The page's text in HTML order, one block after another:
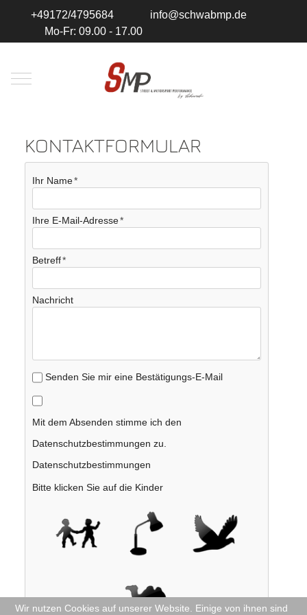
+49172/4795684
info@schwabmp.de
Mo-Fr: 09.00 - 17.00
Mobile Menu Toggle
KONTAKTFORMULAR
Ihr Name
Ihre E-Mail-Adresse
Betreff
Nachricht
Senden Sie mir eine Bestätigungs-E-Mail
Mit dem Absenden stimme ich den
Datenschutzbestimmungen zu.
Datenschutzbestimmungen
Bitte klicken Sie auf die Kinder
Wir nutzen Cookies auf unserer Website. Einige von ihnen sind